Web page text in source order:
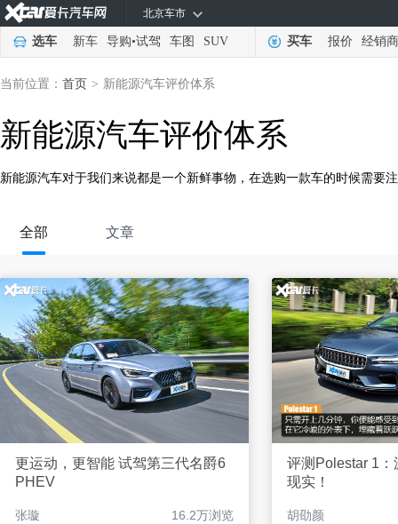
北京车市
选车 新车 导购•试驾 车图 SUV 买车 报价 经销商
当前位置： 首页 > 新能源汽车评价体系
新能源汽车评价体系
新能源汽车对于我们来说都是一个新鲜事物，在选购一款车的时候需要
全部 文章
更运动，更智能 试驾第三代名爵6
PHEV
张璇 16.2万浏览
评测Polestar 1
现实！
胡劭颜